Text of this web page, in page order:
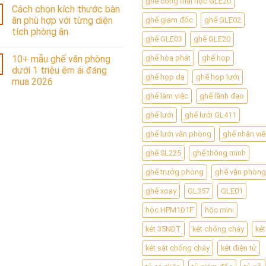
Cách chọn kích thước bàn
ăn phù hợp với từng diện
tích phòng ăn
10+ mẫu ghế văn phòng
dưới 1 triệu êm ái đáng
mua 2026
ghế giám đốc ghế GLE02
ghế GLE03 ghế GLE20
ghế hòa phát ghế họp
ghế họp da ghế họp lưới
ghế làm việc ghế lãnh đạo
ghế lưới ghế lưới GL411
ghế lưới văn phòng ghế nhân
ghế SL225 ghế thông minh
ghế trưởg phòng ghế văn phòng
ghế xoay GL357 GLE01
hộc HPM1D1F hộc mini
két 35NDT két chống cháy
két sắt chống cháy két điện tử